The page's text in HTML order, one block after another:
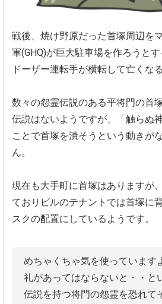
戦後、焼け野原だった首塚周辺を
軍(GHQ)が巨大駐車場を作ろうとす
ドーザー運転手が横転して亡くな
数々の怨霊伝説のある平将門の首塚
伝説はないようですが、「触らぬ
ことで首塚を潰そうという動きが
ん。
現在も大手町に首塚はありますが、
ておりビルのテナントでは首塚に
スクの配置にしているようです。
めちゃくちゃ気を使っています
礼があってはならないと・・と
伝説を持つ将門の怨霊を恐れて